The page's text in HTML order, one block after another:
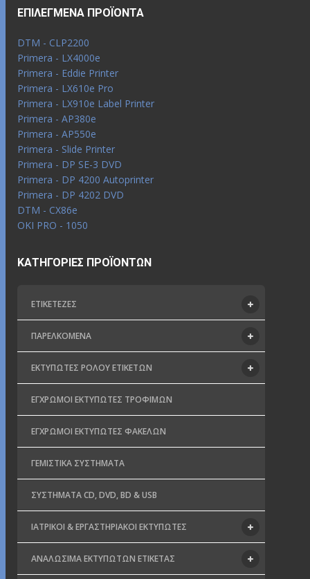
ΕΠΙΛΕΓΜΈΝΑ ΠΡΟΪΌΝΤΑ
DTM - CLP2200
Primera - LX4000e
Primera - Eddie Printer
Primera - LX610e Pro
Primera - LX910e Label Printer
Primera - AP380e
Primera - AP550e
Primera - Slide Printer
Primera - DP SE-3 DVD
Primera - DP 4200 Autoprinter
Primera - DP 4202 DVD
DTM - CX86e
OKI PRO - 1050
ΚΑΤΗΓΟΡΊΕΣ ΠΡΟΪΌΝΤΩΝ
ΕΤΙΚΕΤΈΖΕΣ
ΠΑΡΕΛΚΌΜΕΝΑ
ΕΚΤΥΠΩΤΈΣ ΡΟΛΟΎ ΕΤΙΚΕΤΏΝ
ΈΓΧΡΩΜΟΙ ΕΚΤΥΠΩΤΈΣ ΤΡΟΦΊΜΩΝ
ΈΓΧΡΩΜΟΙ ΕΚΤΥΠΩΤΈΣ ΦΑΚΈΛΩΝ
ΓΕΜΙΣΤΙΚΆ ΣΥΣΤΉΜΑΤΑ
ΣΥΣΤΉΜΑΤΑ CD, DVD, BD & USB
ΙΑΤΡΙΚΟΊ & ΕΡΓΑΣΤΗΡΙΑΚΟΊ ΕΚΤΥΠΩΤΈΣ
ΑΝΑΛΏΣΙΜΑ ΕΚΤΥΠΩΤΏΝ ΕΤΙΚΈΤΑΣ